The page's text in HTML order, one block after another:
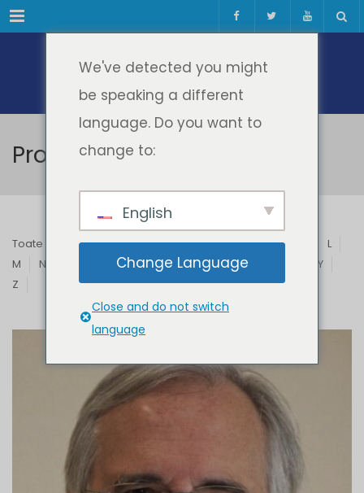
Meniul
Profesori & Invitați
Toate B C D E F G H I J
L
M
N Q R S T U V
Y
Z
We've detected you might
be speaking a different
language. Do you want to
change to:
English
Change Language
Close and do not switch
language